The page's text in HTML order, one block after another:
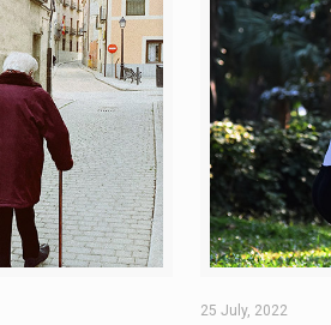
25 July, 2022